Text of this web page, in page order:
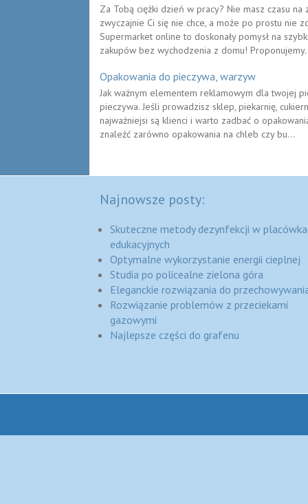
Za Tobą ciężki dzień w pracy? Nie masz czasu
zwyczajnie Ci się nie chce, a może po prostu nie
Supermarket online to doskonały pomysł na
zakupów bez wychodzenia z domu!
Opakowania do pieczywa, warzyw
Jak ważnym elementem reklamowym dla twojej
pieczywa. Jeśli prowadzisz sklep, piekarnię,
najważniejsi są klienci i warto zadbać o
znaleźć zarówno opakowania na chleb czy bu...
Najnowsze posty:
Skuteczne metody dezynfekcji w
edukacyjnych
Optymalne wykorzystanie energii cieplnej
Studia po policealne zielona góra
Eleganckie rozwiązania do
Rozwiązanie problemów z przeciekami
gazowymi
Najlepsze części do grafenu